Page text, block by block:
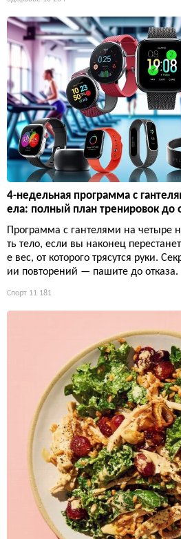
4-недельная программа с
ела: полный план тренировок до
Программа с гантелями на четыре
ть тело, если вы наконец
е вес, от которого трясутся руки.
ии повторений — пашите до отказа.
Спорт 11 181